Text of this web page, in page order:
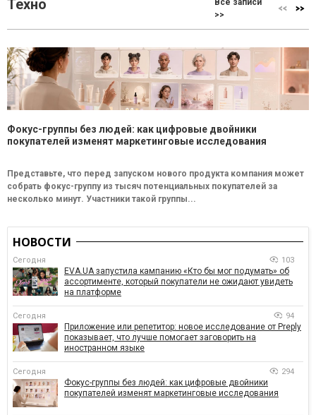
Техно
>>
Фокус-группы без людей: как цифровые двойники
покупателей изменят маркетинговые исследования
Представьте, что перед запуском нового продукта компания может
собрать фокус-группу из тысяч потенциальных покупателей за
несколько минут. Участники такой группы...
НОВОСТИ
Сегодня 103
EVA.UA запустила кампанию «Кто бы мог подумать» об
ассортименте, который покупатели не ожидают увидеть
на платформе
Сегодня 94
Приложение или репетитор: новое исследование от Preply
показывает, что лучше помогает заговорить на
иностранном языке
Сегодня 294
Фокус-группы без людей: как цифровые двойники
покупателей изменят маркетинговые исследования